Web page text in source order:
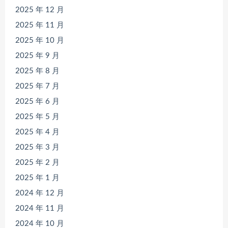
2025 年 12 月
2025 年 11 月
2025 年 10 月
2025 年 9 月
2025 年 8 月
2025 年 7 月
2025 年 6 月
2025 年 5 月
2025 年 4 月
2025 年 3 月
2025 年 2 月
2025 年 1 月
2024 年 12 月
2024 年 11 月
2024 年 10 月